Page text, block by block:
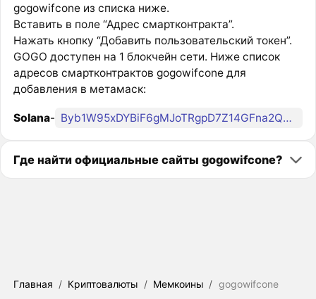
gogowifcone из списка ниже.
Вставить в поле “Адрес смартконтракта”.
Нажать кнопку “Добавить пользовательский токен”.
GOGO доступен на 1 блокчейн сети. Ниже список
адресов смартконтрактов gogowifcone для
добавления в метамаск:
Solana- Byb1W95xDYBiF6gMJoTRgpD7Z14GFna2QLHoZfEWNbfQ
Где найти официальные сайты gogowifcone?
Главная / Криптовалюты / Мемкоины / gogowifcone